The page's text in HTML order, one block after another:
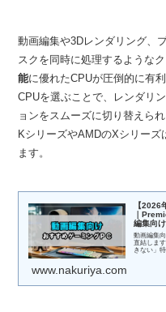
動画編集や3Dレンダリング、
スクを同時に処理するような
能に優れたCPUが圧倒的に有
CPUを選ぶことで、レンダリ
ョンをスムーズに切り替えら
KシリーズやAMDのXシリー
ます。
【2026
｜
編集向け
動画編集
直結しま
きない」
www.nakuriya.com